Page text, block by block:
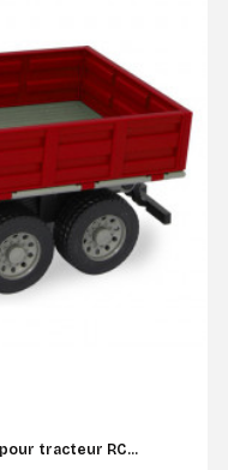
tracteur RC...